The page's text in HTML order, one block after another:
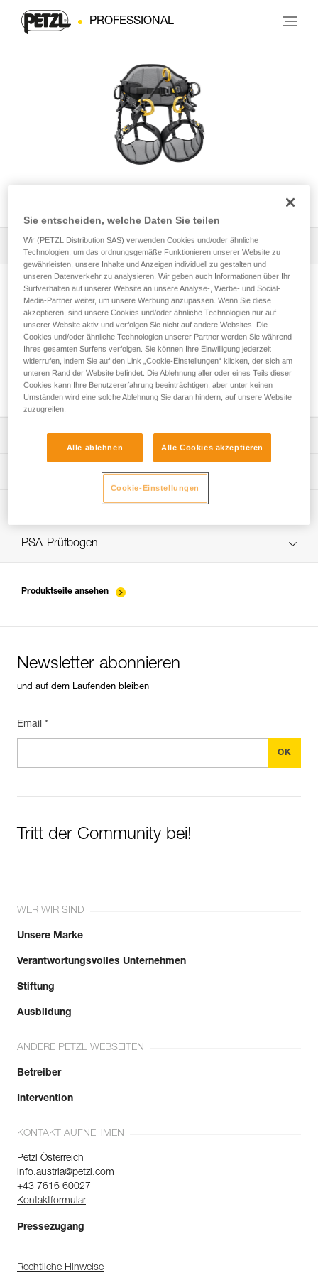
PROFESSIONAL
Alle technischen Anwendungen 1
Installation des ZIGZAG für den Zugang und
die Arbeit im Baum mittels SRS
Die Gebrauchsanleitung herunterladen
App zur Kontrolle und Überprüfung Ihrer PSA-
Entdecken Sie ePPEcentre
Ablauf der PSA-Prüfung
verif-EPI-harnais-PRO-procedure-DE
PSA-Prüfbogen
Produktseite ansehen
Newsletter abonnieren
und auf dem Laufenden bleiben
Email *
Tritt der Community bei!
WER WIR SIND
Unsere Marke
Verantwortungsvolles Unternehmen
Stiftung
Ausbildung
ANDERE PETZL WEBSEITEN
Betreiber
Intervention
KONTAKT AUFNEHMEN
Petzl Österreich
info.austria@petzl.com
+43 7616 60027
Kontaktformular
Pressezugang
Rechtliche Hinweise
Sie entscheiden, welche Daten Sie teilen
Wir (PETZL Distribution SAS) verwenden Cookies und/oder ähnliche
Technologien, um das ordnungsgemäße Funktionieren unserer Website zu
gewährleisten, unsere Inhalte und Anzeigen individuell zu gestalten und
unseren Datenverkehr zu analysieren. Wir geben auch Informationen über Ihr
Surfverhalten auf unserer Website an unsere Analyse-, Werbe- und Social-
Media-Partner weiter, um unsere Werbung anzupassen. Wenn Sie diese
akzeptieren, sind unsere Cookies und/oder ähnliche Technologien nur auf
unserer Website aktiv und verfolgen Sie nicht auf andere Websites. Die
Cookies und/oder ähnliche Technologien unserer Partner werden Sie während
Ihres gesamten Surfens verfolgen. Sie können Ihre Einwilligung jederzeit
widerrufen, indem Sie auf den Link „Cookie-Einstellungen“ klicken, der sich am
unteren Rand der Website befindet. Die Ablehnung aller oder eines Teils dieser
Cookies kann Ihre Benutzererfahrung beeinträchtigen, aber unter keinen
Umständen wird eine solche Ablehnung Sie daran hindern, auf unsere Website
zuzugreifen.
Alle ablehnen Alle Cookies akzeptieren
Cookie-Einstellungen